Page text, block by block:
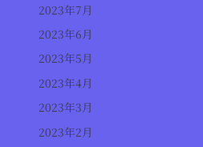
2023年7月
2023年6月
2023年5月
2023年4月
2023年3月
2023年2月